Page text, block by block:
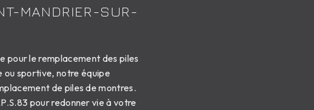
MANDRIER-SUR-
pour le remplacement des piles
ou sportive, notre équipe
de piles de montres.
pour redonner vie à votre